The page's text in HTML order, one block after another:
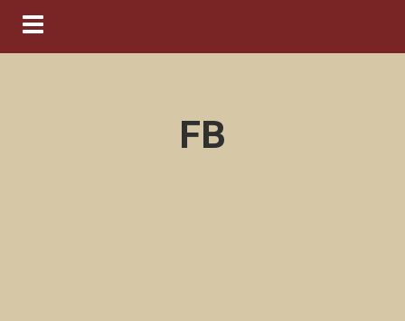
Navigation ein-/ausblenden
FB